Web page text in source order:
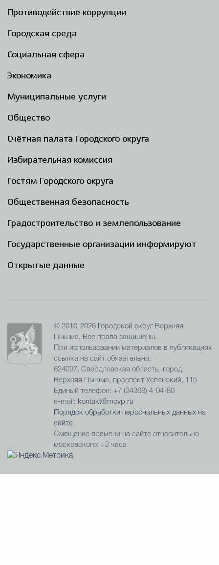
Противодействие коррупции
Городская среда
Социальная сфера
Экономика
Муниципальные услуги
Общество
Счётная палата Городского округа
Избирательная комиссия
Гостям Городского округа
Общественная безопасность
Градостроительство и землепользование
Государственные организации информируют
Открытые данные
© 2010-2026 Городской округ Верхняя
Пышма. Все права защищены.
При использовании материалов в публикациях
ссылка на сайт обязательна.
624097, Свердловская область, город
Верхняя Пышма, проспект Успенский, 115
Единый телефон: +7 (34368) 4-04-80
e-mail: kontakt@movp.ru
Порядок обработки персональных данных на
сайте
Смещение времени на сайте относительно
московского: +2 часа